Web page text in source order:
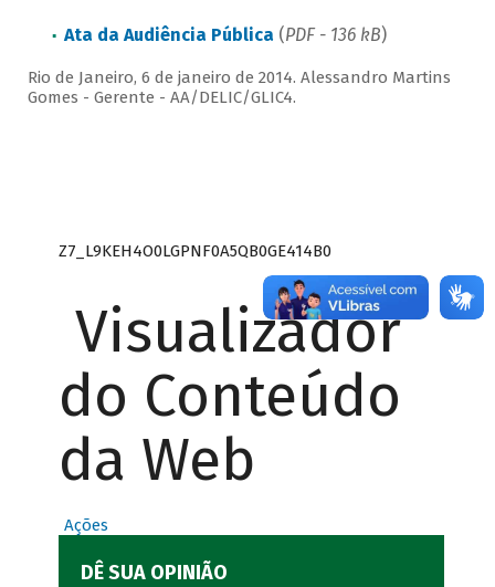
Ata da Audiência Pública (PDF - 136 kB)
Rio de Janeiro, 6 de janeiro de 2014. Alessandro Martins
Gomes - Gerente - AA/DELIC/GLIC4.
Z7_L9KEH4O0LGPNF0A5QB0GE414B0
Visualizador
do Conteúdo
da Web
Ações
DÊ SUA OPINIÃO